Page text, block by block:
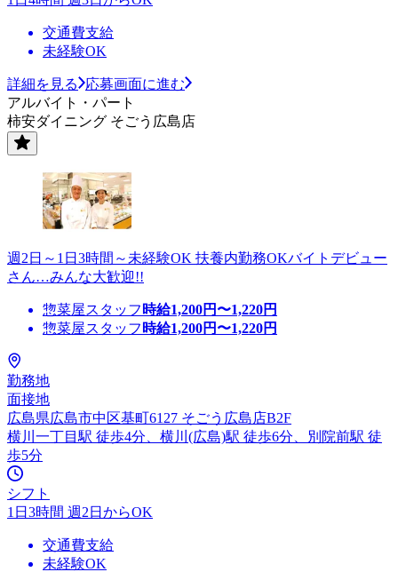
交通費支給
未経験OK
詳細を見る
応募画面に進む
アルバイト・パート
柿安ダイニング そごう広島店
週2日～1日3時間～未経験OK 扶養内勤務OKバイトデビュー
さん…みんな大歓迎!!
惣菜屋スタッフ 時給1,200円〜1,220円
惣菜屋スタッフ 時給1,200円〜1,220円
勤務地
面接地
広島県広島市中区基町6127 そごう広島店B2F
横川一丁目駅 徒歩4分、横川(広島)駅 徒歩6分、別院前駅 徒
歩5分
シフト
1日3時間 週2日からOK
交通費支給
未経験OK